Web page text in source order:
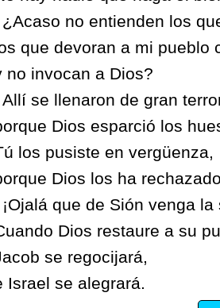
¿Acaso no entienden los
que devoran a mi pueblo
no invocan a Dios?
Allí se llenaron de gran
Dios esparció los
los pusiste en vergüenza,
Dios los ha
¡Ojalá que de Sión venga
Dios restaure a su
se regocijará,
Israel se alegrará.